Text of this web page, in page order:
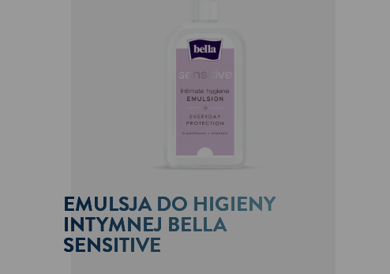
EMULSJA DO HIGIENY
INTYMNEJ BELLA
SENSITIVE